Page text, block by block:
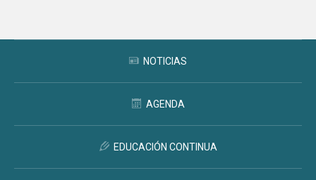
NOTICIAS
AGENDA
EDUCACIÓN CONTINUA